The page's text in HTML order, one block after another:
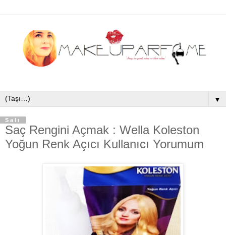
▼
Salı
Saç Rengini Açmak : Wella Koleston
Yoğun Renk Açıcı Kullanıcı Yorumum